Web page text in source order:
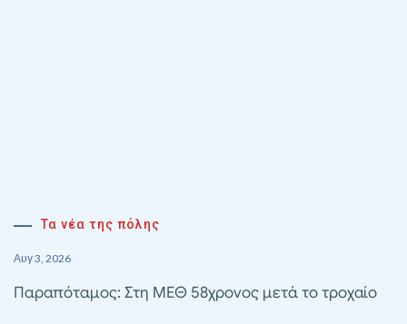
Τα νέα της πόλης
Αυγ 3, 2026
Παραπόταμος: Στη ΜΕΘ 58χρονος μετά το τροχαίο